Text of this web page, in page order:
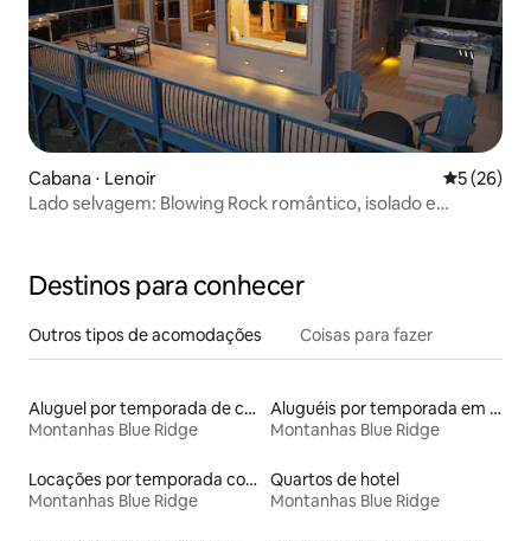
Cabana ⋅ Lenoir 5 de uma
5 (26)
Lado selvagem: Blowing Rock romântico, isolado e
Destinos para conhecer
Outros tipos de acomodações Coisas para fazer
Aluguel por temporada de casas na árvore
Montanhas Blue Ridge
Aluguéis por temporada em acampamentos
Montanhas Blue Ridge
Locações por temporada com piscina
Montanhas Blue Ridge
Quartos de hotel
Montanhas Blue Ridge